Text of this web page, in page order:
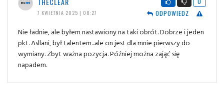
7 KWIETNIA 2025 | 08:27
ODPOWIEDZ
Nie ładnie, ale byłem nastawiony na taki obrót. Dobrze i jeden
pkt. Asllani, był talentem...ale on jest dla mnie pierwszy do
wymiany. Zbyt ważna pozycja. Później można zająć się
napadem.